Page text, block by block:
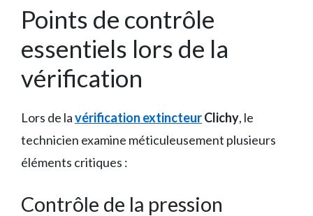
Points de contrôle
essentiels lors de la
vérification
Lors de lavérification extincteurClichy, le
technicien examine méticuleusement plusieurs
éléments critiques :
Contrôle de la pression